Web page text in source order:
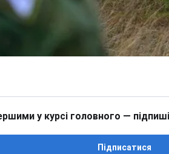
у курсі головного —
Підписатися